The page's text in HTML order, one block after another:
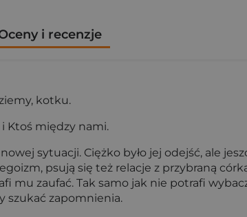
i recenzje
kotku.
Ktoś między nami.
sytuacji. Ciężko było jej odejść, ale
psują się też relacje z przybraną
mu zaufać. Tak samo jak nie potrafi
szukać zapomnienia.